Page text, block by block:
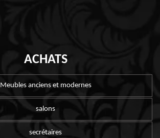
ACHATS
Meubles anciens et modernes
salons
secrétaires